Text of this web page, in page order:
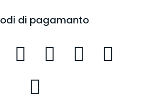
di pagamanto